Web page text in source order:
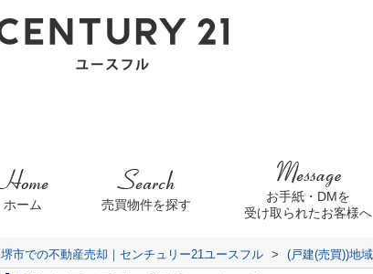
ホーム 売買物件を探す
お手紙・DMを
受け取られたお客様へ
堺市での不動産売却｜センチュリー21ユースフル > (戸建(売買))地